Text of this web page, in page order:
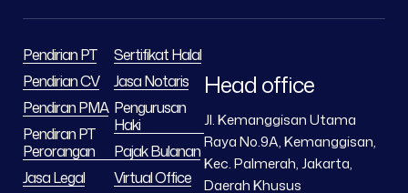
Pendirian PT
Pendirian CV
Pendiran PMA
Pendiran PT
Perorangan
Jasa Legal
Sertifikat Halal
Jasa Notaris
Pengurusan
Haki
Pajak Bulanan
Virtual Office
Head office
Jl. Kemanggisan Utama
Raya No.9A, Kemanggisan,
Kec. Palmerah, Jakarta,
Daerah Khusus